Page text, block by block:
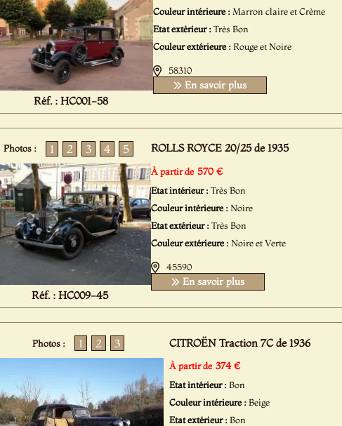
Réf. : HC001-58
Couleur intérieure : Marron claire et Crème
Etat extérieur :Très Bon
Couleur extérieure :Rouge et Noire
58310
En savoir plus
Photos : 1 2 3 4 5
Réf. : HC009-45
ROLLS ROYCE 20/25 de 1935
À partir de 570 €
Etat intérieur : Très Bon
Couleur intérieure : Noire
Etat extérieur : Très Bon
Couleur extérieure : Noire et Verte
45590
En savoir plus
Photos : 1 2 3 CITROËN Traction 7C de 1936
À partir de 374 €
Etat intérieur :Bon
Couleur intérieure :Beige
Etat extérieur :Bon